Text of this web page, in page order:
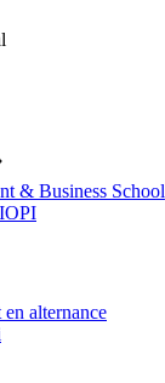
& Business School
alternance